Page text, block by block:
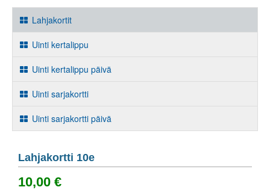
Lahjakortit
Uinti kertalippu
Uinti kertalippu päivä
Uinti sarjakortti
Uinti sarjakortti päivä
Lahjakortti 10e
10,00 €